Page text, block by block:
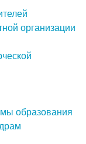
организации
образования